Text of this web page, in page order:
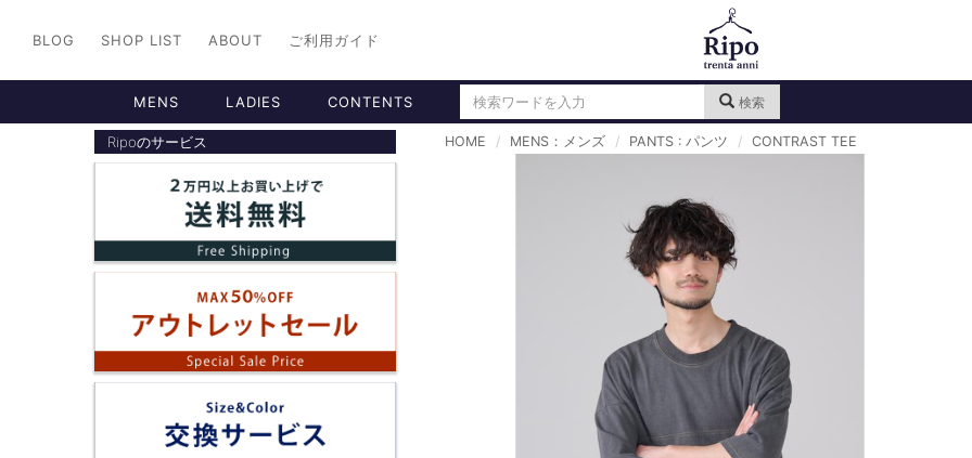
BLOG SHOP LIST ABOUT ご利用ガイド
MENS LADIES CONTENTS 検索
Ripoのサービス HOME MENS：メンズ PANTS : パンツ CONTRAST TEE